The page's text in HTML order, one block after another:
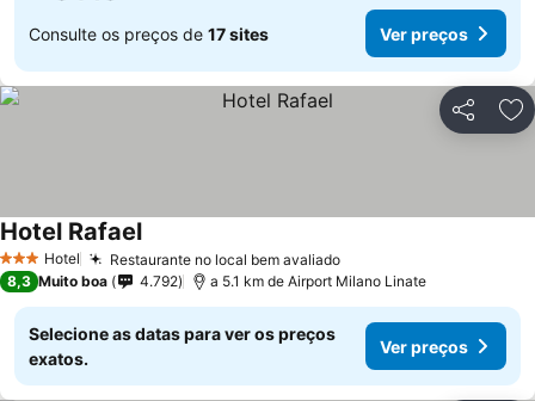
Consulte os preços de 17 sites Ver preços
Partilhar
3 EstrelasHotel Restaurante no local bem avaliado
Hotel Rafael
8,3 Muito boa 4.792 a 5.1 km de Airport Milano Linate
Selecione as datas para ver os preços
exatos.
Ver preços